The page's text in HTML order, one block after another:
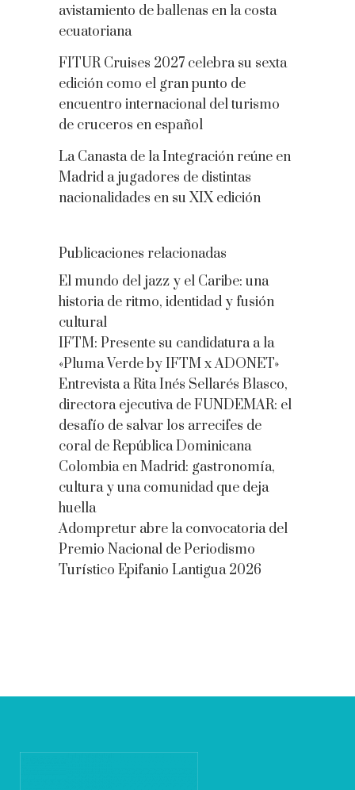
avistamiento de ballenas en la costa
ecuatoriana
FITUR Cruises 2027 celebra su sexta
edición como el gran punto de
encuentro internacional del turismo
de cruceros en español
La Canasta de la Integración reúne en
Madrid a jugadores de distintas
nacionalidades en su XIX edición
Publicaciones relacionadas
El mundo del jazz y el Caribe: una
historia de ritmo, identidad y fusión
cultural
IFTM: Presente su candidatura a la
«Pluma Verde by IFTM x ADONET»
Entrevista a Rita Inés Sellarés Blasco,
directora ejecutiva de FUNDEMAR: el
desafío de salvar los arrecifes de
coral de República Dominicana
Colombia en Madrid: gastronomía,
cultura y una comunidad que deja
huella
Adompretur abre la convocatoria del
Premio Nacional de Periodismo
Turístico Epifanio Lantigua 2026